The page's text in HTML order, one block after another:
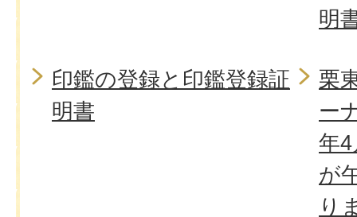
明
印鑑の登録と印鑑登録証
明書
栗
ー
年
が
り